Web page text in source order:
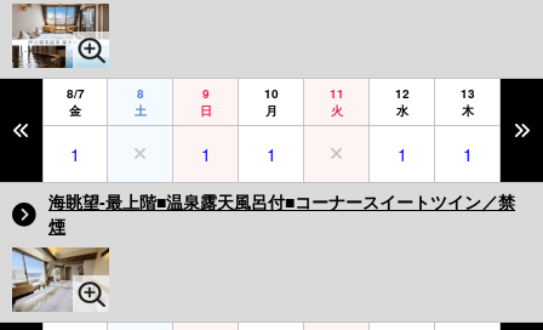
8/7
金
8
土
9
日
10
月
11
火
12
水
13
木
1 1 1 1
1
海眺望-最上階■温泉露天風呂付■コーナースイートツイン／禁
煙